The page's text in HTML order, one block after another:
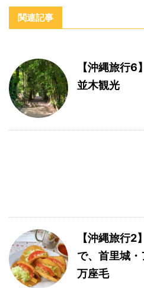
関連記事
【沖縄旅行
並木観光
【沖縄旅行2
で、首里城・
万座毛